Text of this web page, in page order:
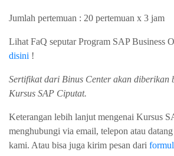
Jumlah pertemuan : 20 pertemuan x 3 jam
Lihat FaQ seputar Program SAP Business
disini !
Sertifikat dari Binus Center akan diberikan
Kursus SAP Ciputat.
Keterangan lebih lanjut mengenai Kursus
menghubungi via email, telepon atau
kami. Atau bisa juga kirim pesan dari